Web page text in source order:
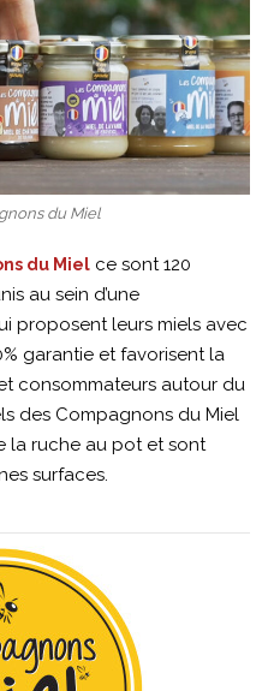
du Miel
du Miel ce sont 120
au sein d’une
proposent leurs miels avec
garantie et favorisent la
consommateurs autour du
des Compagnons du Miel
la ruche au pot et sont
surfaces.